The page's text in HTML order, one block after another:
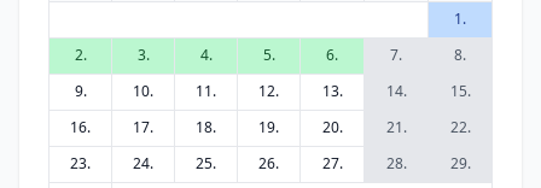
1.
2.
3. 4. 5. 6. 7.
8.
9.
10. 11. 12. 13. 14.
15.
16.
17. 18. 19. 20. 21.
22.
23.
24. 25. 26. 27. 28.
29.